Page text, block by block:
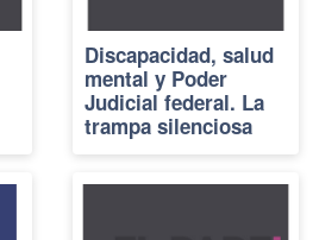
Discapacidad, salud
mental y Poder
Judicial federal. La
trampa silenciosa